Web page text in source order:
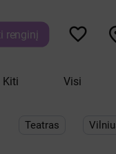
renginį 
Kiti Visi
Teatras